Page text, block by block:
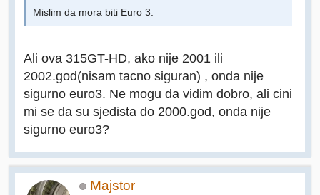
Mislim da mora biti Euro 3.
Ali ova 315GT-HD, ako nije 2001 ili
2002.god(nisam tacno siguran) , onda nije
sigurno euro3. Ne mogu da vidim dobro, ali cini
mi se da su sjedista do 2000.god, onda nije
sigurno euro3?
Majstor